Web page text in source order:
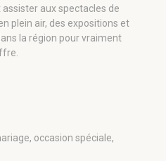
aux spectacles de
plein air, des expositions et
la région pour vraiment
occasion spéciale,